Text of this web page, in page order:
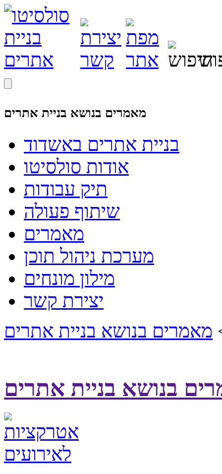
מאמרים בנושא בניית אתרים
בניית אתרים באשדוד
אודות סולסיטו
תיק עבודות
שיתוף פעולה
מאמרים
מערכת ניהול תוכן
מילון מונחים
יצירת קשר
מאמרים בנושא בניית אתרים
בנושא בניית אתרים